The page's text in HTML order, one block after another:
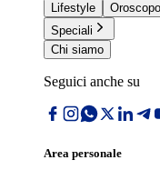
Lifestyle
Oroscopo
Speciali
Chi siamo
Seguici anche su
Area personale